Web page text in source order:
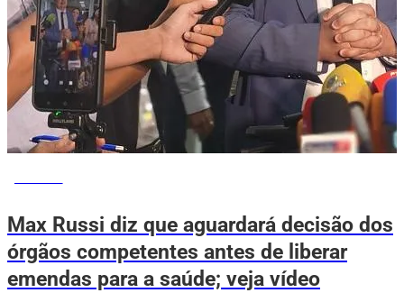
Max Russi diz que aguardará decisão dos
órgãos competentes antes de liberar
emendas para a saúde; veja vídeo